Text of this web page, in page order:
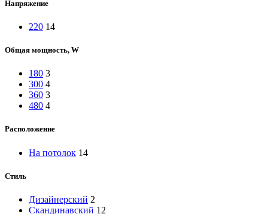
Напряжение
220 14
Общая мощность, W
180 3
300 4
360 3
480 4
Расположение
На потолок 14
Стиль
Дизайнерский 2
Скандинавский 12